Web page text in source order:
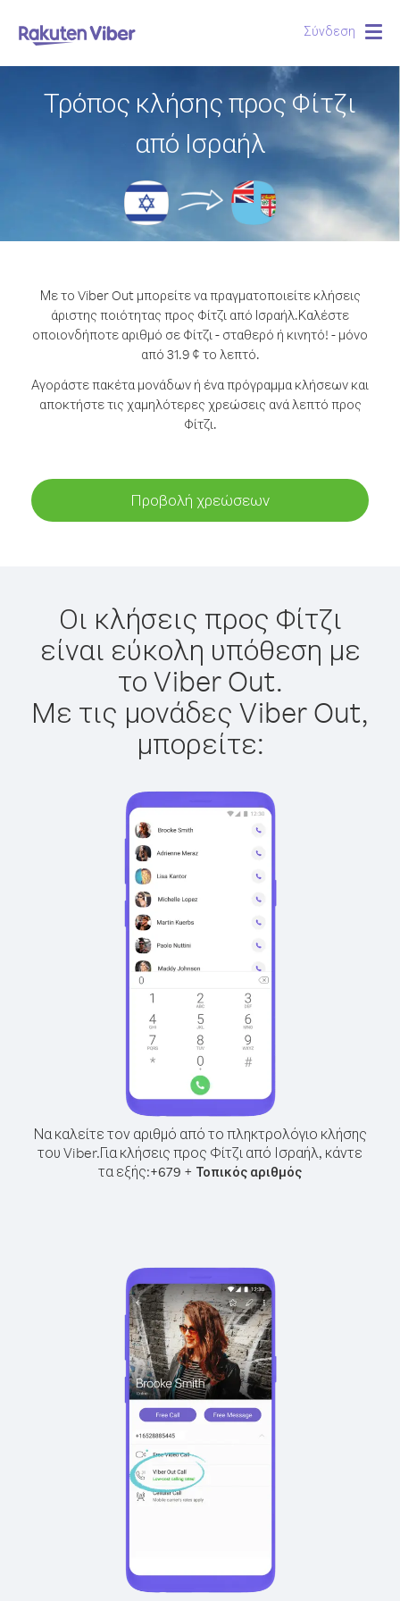
Σύνδεση
Τρόπος κλήσης προς Φίτζι
από Ισραήλ
Με το Viber Out μπορείτε να πραγματοποιείτε κλήσεις
άριστης ποιότητας προς Φίτζι από Ισραήλ.Καλέστε
οποιονδήποτε αριθμό σε Φίτζι - σταθερό ή κινητό! - μόνο
από 31.9 ¢ το λεπτό.
Αγοράστε πακέτα μονάδων ή ένα πρόγραμμα κλήσεων και
αποκτήστε τις χαμηλότερες χρεώσεις ανά λεπτό προς
Φίτζι.
Προβολή χρεώσεων
Οι κλήσεις προς Φίτζι
είναι εύκολη υπόθεση με
το Viber Out.
Με τις μονάδες Viber Out,
μπορείτε:
Να καλείτε τον αριθμό από το πληκτρολόγιο κλήσης
του Viber.Για κλήσεις προς Φίτζι από Ισραήλ, κάντε
τα εξής:+679 + Τοπικός αριθμός